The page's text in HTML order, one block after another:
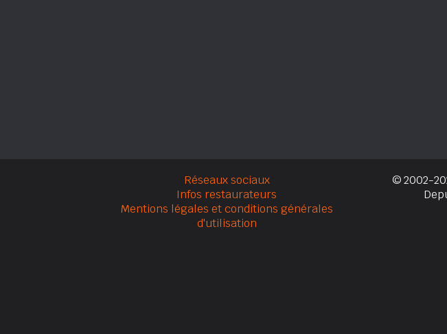
Réseaux sociaux
Infos restaurateurs
Mentions légales et conditions générales
d'utilisation
© 2002-